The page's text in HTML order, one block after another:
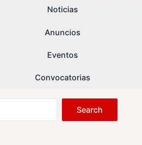
Noticias
Anuncios
Eventos
Convocatorias
Search